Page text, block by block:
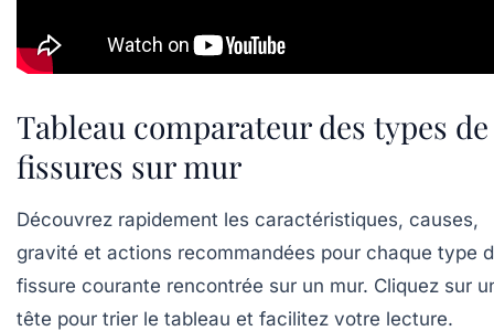
Tableau comparateur des types de
fissures sur mur
Découvrez rapidement les caractéristiques, causes,
gravité et actions recommandées pour chaque type
fissure courante rencontrée sur un mur. Cliquez sur
tête pour trier le tableau et facilitez votre lecture.